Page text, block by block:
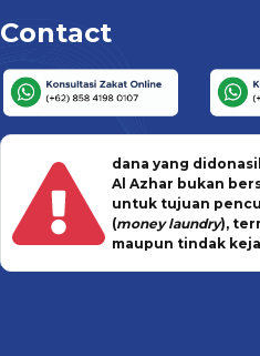
Contact
dana yang
Al Azhar bukan
untuk tujuan
(money laundry),
maupun tindak